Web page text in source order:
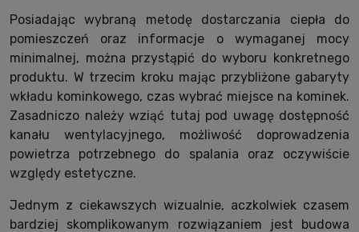
Posiadając wybraną metodę dostarczania ciepła do
pomieszczeń oraz informacje o wymaganej mocy
minimalnej, można przystąpić do wyboru konkretnego
produktu. W trzecim kroku mając przybliżone gabaryty
wkładu kominkowego, czas wybrać miejsce na kominek.
Zasadniczo należy wziąć tutaj pod uwagę dostępność
kanału wentylacyjnego, możliwość doprowadzenia
powietrza potrzebnego do spalania oraz oczywiście
względy estetyczne.
Jednym z ciekawszych wizualnie, aczkolwiek czasem
bardziej skomplikowanym rozwiązaniem jest budowa